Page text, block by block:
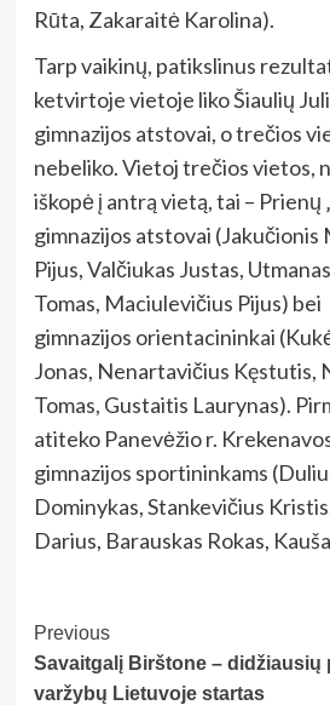
Rūta, Zakaraitė Karolina).
Tarp vaikinų, patikslinus
ketvirtoje vietoje liko Šiaulių
gimnazijos atstovai, o trečios
nebeliko. Vietoj trečios vietos,
iškopė į antrą vietą, tai – Prienų
gimnazijos atstovai (Jakučionis
Pijus, Valčiukas Justas, Utmanas
Tomas, Maciulevičius Pijus) bei
gimnazijos orientacininkai
Jonas, Nenartavičius Kęstutis,
Tomas, Gustaitis Laurynas).
atiteko Panevėžio r.
gimnazijos sportininkams
Dominykas, Stankevičius
Darius, Barauskas Rokas,
Post
Navigation
Previous
Savaitgalį Birštone – didžiausių
varžybų Lietuvoje startas